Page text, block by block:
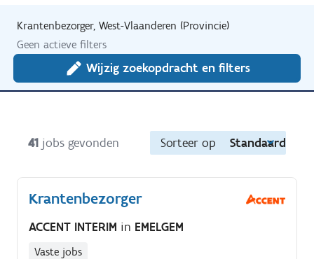
Krantenbezorger, West-Vlaanderen (Provincie)
Geen actieve filters
Wijzig zoekopdracht en filters
41 jobs gevonden Sorteer op Standaard
Krantenbezorger
ACCENT INTERIM in EMELGEM
Vaste jobs